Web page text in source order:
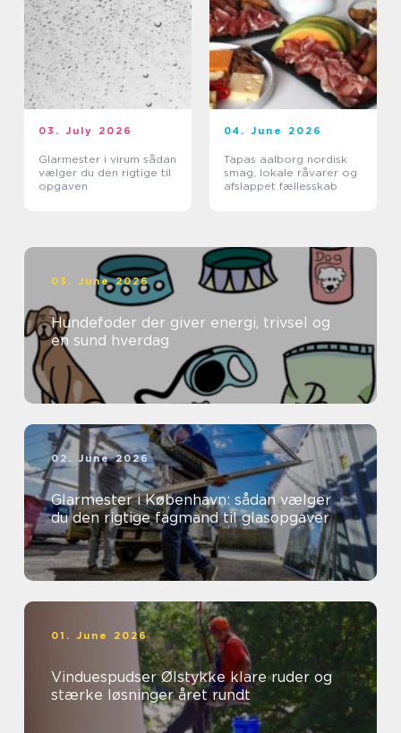
03. July 2026
Glarmester i virum sådan
vælger du den rigtige til
opgaven
04. June 2026
Tapas aalborg nordisk
smag, lokale råvarer og
afslappet fællesskab
03. June 2026
Hundefoder der giver energi, trivsel og
en sund hverdag
02. June 2026
Glarmester i København: sådan vælger
du den rigtige fagmand til glasopgaver
01. June 2026
Vinduespudser Ølstykke klare ruder og
stærke løsninger året rundt